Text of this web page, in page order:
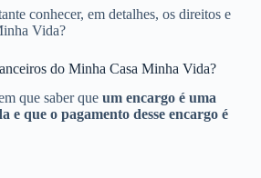
conhecer, em detalhes, os direitos e
Vida?
do Minha Casa Minha Vida?
que saber que um encargo é uma
e que o pagamento desse encargo é